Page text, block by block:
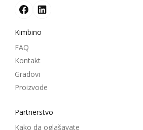
Kimbino
FAQ
Kontakt
Gradovi
Proizvode
Partnerstvo
Kako da oglašavate